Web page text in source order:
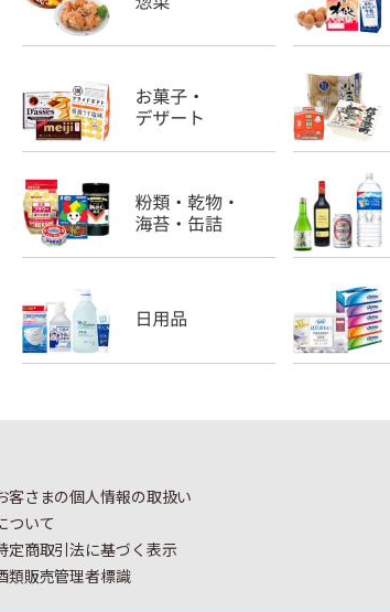
客さまの個人情報の取扱い
ついて
定商取引法に基づく表示
類販売管理者標識